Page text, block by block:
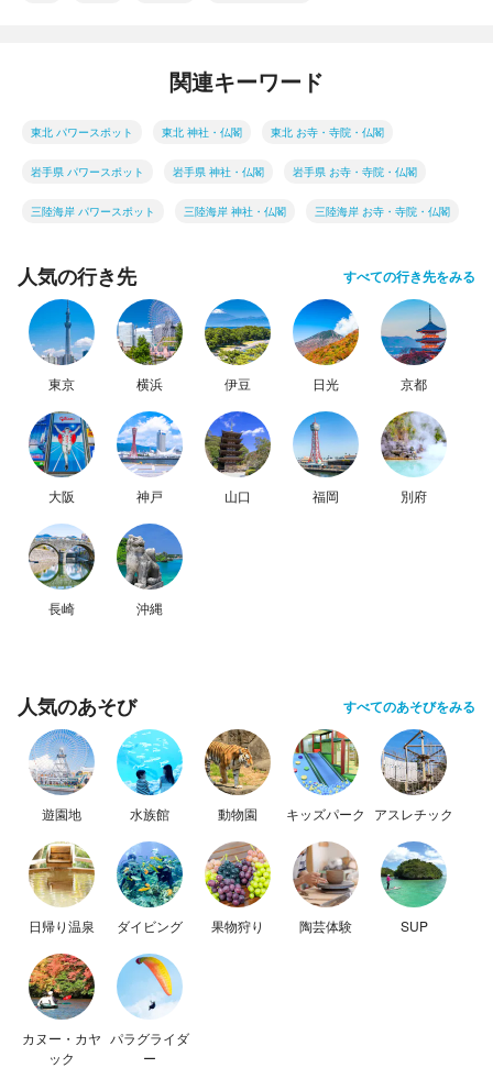
関連キーワード
東北 パワースポット 東北 神社・仏閣 東北 お寺・寺院・仏閣
岩手県 パワースポット 岩手県 神社・仏閣 岩手県 お寺・寺院・仏閣
三陸海岸 パワースポット 三陸海岸 神社・仏閣 三陸海岸 お寺・寺院・仏閣
人気の行き先 すべての行き先をみる
東京 横浜 伊豆 日光 京都
大阪 神戸 山口 福岡 別府
長崎 沖縄
人気のあそび すべてのあそびをみる
遊園地 水族館 動物園 キッズパーク アスレチック
日帰り温泉 ダイビング 果物狩り 陶芸体験 SUP
カヌー・カヤ
ック
パラグライダ
ー